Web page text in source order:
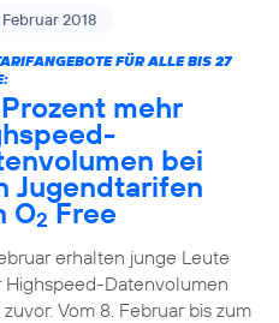
2018
FÜR ALLE BIS 27
mehr
bei
Jugendtarifen
O2Free
erhalten junge Leute
Highspeed-Datenvolumen
zuvor. Vom 8. Februar bis zum